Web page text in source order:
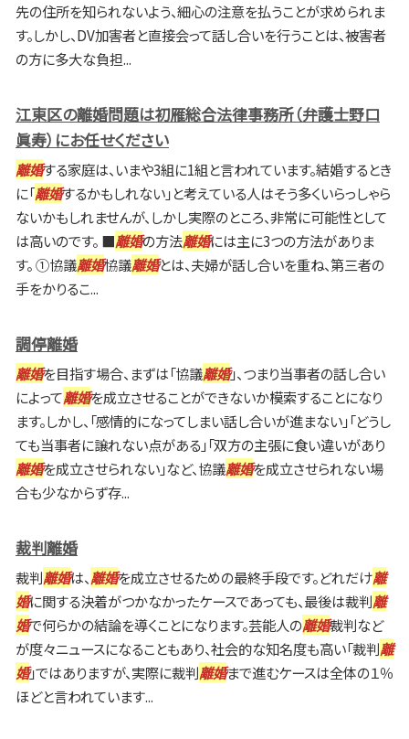
先の住所を知られないよう、細心の注意を払うことが求められま
す。しかし、DV加害者と直接会って話し合いを行うことは、被害者
の方に多大な負担...
江東区の離婚問題は初雁総合法律事務所（弁護士野口
眞寿）にお任せください
離婚する家庭は、いまや3組に1組と言われています。結婚するとき
に「離婚するかもしれない」と考えている人はそう多くいらっしゃら
ないかもしれませんが、しかし実際のところ、非常に可能性として
は高いのです。 ■離婚の方法離婚には主に3つの方法がありま
す。 ①協議離婚協議離婚とは、夫婦が話し合いを重ね、第三者の
手をかりるこ...
調停離婚
離婚を目指す場合、まずは「協議離婚」、つまり当事者の話し合い
によって離婚を成立させることができないか模索することになり
ます。しかし、「感情的になってしまい話し合いが進まない」「どうし
ても当事者に譲れない点がある」「双方の主張に食い違いがあり
離婚を成立させられない」など、協議離婚を成立させられない場
合も少なからず存...
裁判離婚
裁判離婚は、離婚を成立させるための最終手段です。どれだけ離
婚に関する決着がつかなかったケースであっても、最後は裁判離
婚で何らかの結論を導くことになります。芸能人の離婚裁判など
が度々ニュースになることもあり、社会的な知名度も高い「裁判離
婚」ではありますが、実際に裁判離婚まで進むケースは全体の１％
ほどと言われています...